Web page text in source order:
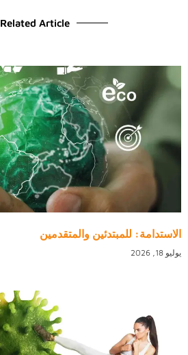
Related Article
الاستدامة: للمبتدئين والمتقدمين
يوليو 18, 2026